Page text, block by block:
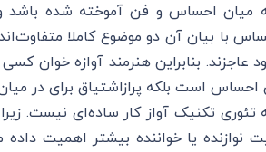
میان احساس و فن آموخته شده باشد
با بیان آن دو موضوع کاملا
عاجزند. بنابراین هنرمند آوازه خوان
احساس است بلکه پرازاشتیاق برای در
تئوری تکنیک آواز کار ساده‌ای نیست.
نوازنده یا خواننده بیشتر اهمیت